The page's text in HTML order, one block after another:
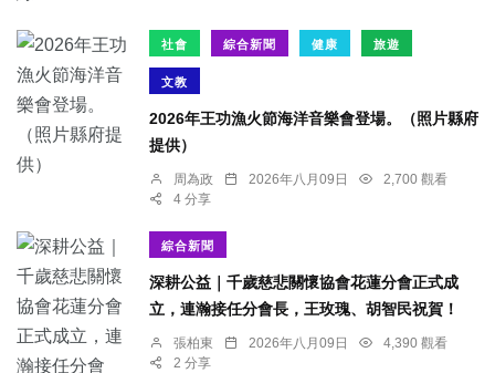
社會 綜合新聞 健康 旅遊
文教
2026年王功漁火節海洋音樂會登場。（照片縣府
提供）
周為政 2026年八月09日
2,700 觀看
4 分享
綜合新聞
深耕公益｜千歲慈悲關懷協會花蓮分會正式成
立，連瀚接任分會長，王玫瑰、胡智民祝賀！
張柏東 2026年八月09日
4,390 觀看
2 分享